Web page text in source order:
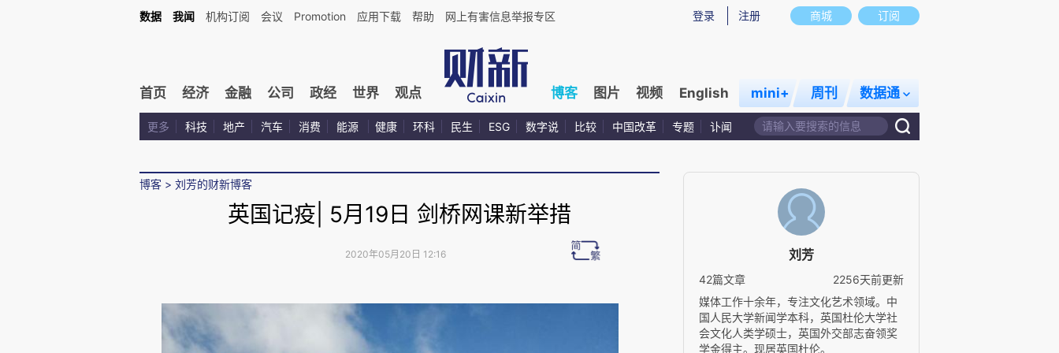
商城 订阅
登录 注册
数据 我闻 机构订阅 会议 Promotion 应用下载 帮助 网上有害信息举报专区
首页 经济 金融 公司 政经 世界 观点 博客 图片 视频 English mini+ 周刊 数据通
更多 科技 地产 汽车 消费 能源 健康 环科 民生 ESG 数字说 比较 中国改革 专题 讣闻
博客 > 刘芳的财新博客
英国记疫| 5月19日 剑桥网课新举措
2020年05月20日 12:16 刘芳
42篇文章
2256天前更新
媒体工作十余年，专注文化艺术领域。中
国人民大学新闻学本科，英国杜伦大学社
会文化人类学硕士，英国外交部志奋领奖
学金得主。现居英国杜伦。